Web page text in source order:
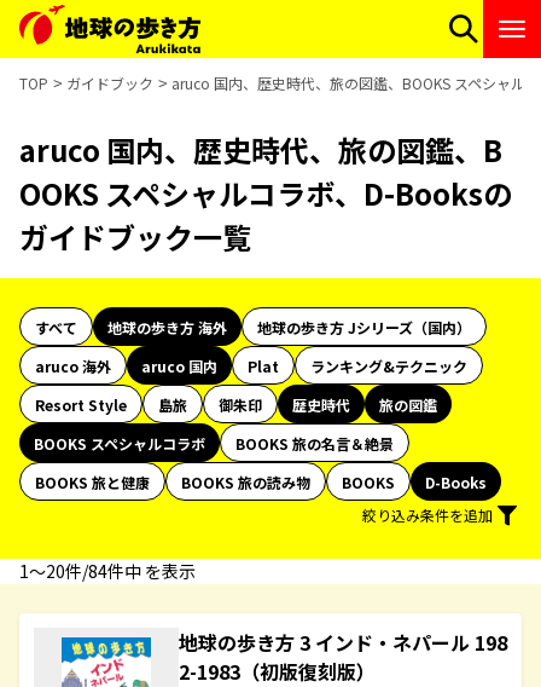
TOP ガイドブック aruco 国内、歴史時代、旅の図鑑、BOOKS スペシャル
aruco 国内、歴史時代、旅の図鑑、B
OOKS スペシャルコラボ、D-Booksの
ガイドブック一覧
すべて 地球の歩き方 海外
地球の歩き方 Jシリーズ（国内）
aruco 海外
aruco 国内 Plat
ランキング&テクニック
Resort Style
島旅 御朱印 歴史時代
旅の図鑑
BOOKS スペシャルコラボ
BOOKS 旅の名言＆絶景
BOOKS 旅と健康
BOOKS 旅の読み物 BOOKS
D-Books
絞り込み条件を追加
1〜20件/84件中 を表示
地球の歩き方 3 インド・ネパール 198
2-1983（初版復刻版）